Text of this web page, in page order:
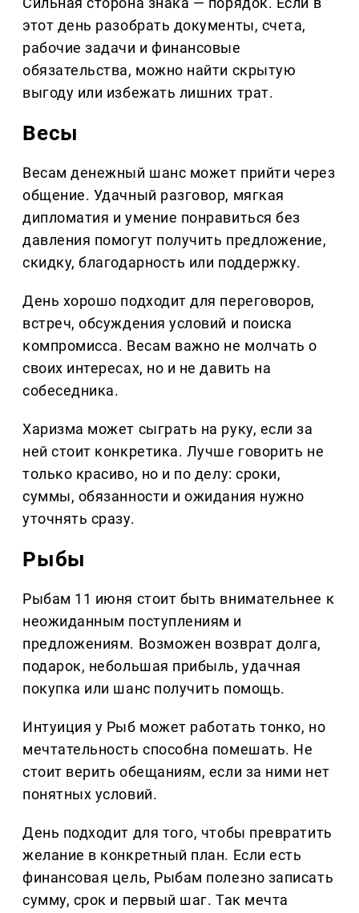
этот день разобрать документы, счета,
рабочие задачи и финансовые
обязательства, можно найти скрытую
выгоду или избежать лишних трат.
Весы
Весам денежный шанс может прийти через
общение. Удачный разговор, мягкая
дипломатия и умение понравиться без
давления помогут получить предложение,
скидку, благодарность или поддержку.
День хорошо подходит для переговоров,
встреч, обсуждения условий и поиска
компромисса. Весам важно не молчать о
своих интересах, но и не давить на
собеседника.
Харизма может сыграть на руку, если за
ней стоит конкретика. Лучше говорить не
только красиво, но и по делу: сроки,
суммы, обязанности и ожидания нужно
уточнять сразу.
Рыбы
Рыбам 11 июня стоит быть внимательнее к
неожиданным поступлениям и
предложениям. Возможен возврат долга,
подарок, небольшая прибыль, удачная
покупка или шанс получить помощь.
Интуиция у Рыб может работать тонко, но
мечтательность способна помешать. Не
стоит верить обещаниям, если за ними нет
понятных условий.
День подходит для того, чтобы превратить
желание в конкретный план. Если есть
финансовая цель, Рыбам полезно записать
сумму, срок и первый шаг. Так мечта